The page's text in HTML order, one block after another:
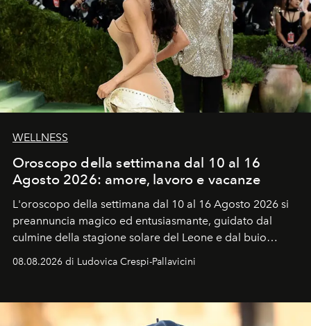
WELLNESS
Oroscopo della settimana dal 10 al 16
Agosto 2026: amore, lavoro e vacanze
L'oroscopo della settimana dal 10 al 16 Agosto 2026 si
preannuncia magico ed entusiasmante, guidato dal
culmine della stagione solare del Leone e dal buio
favorevole della Luna nuova in Leone del 12 agosto,
ideale per la notte delle Perseidi.
08.08.2026 di Ludovica Crespi-Pallavicini